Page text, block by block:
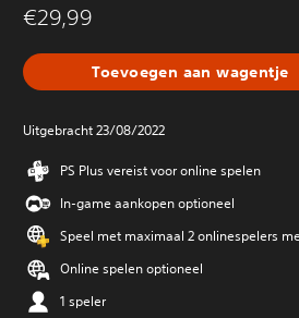
€29,99
Toevoegen aan wagentje
Uitgebracht 23/08/2022
PS Plus vereist voor online spelen
In-game aankopen optioneel
Speel met maximaal 2 onlinespelers
Online spelen optioneel
1 speler